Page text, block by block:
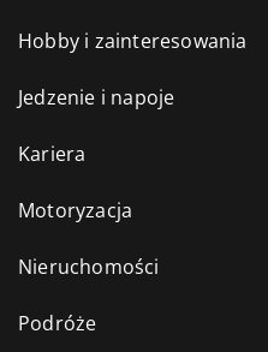
Hobby i zainteresowania
Jedzenie i napoje
Kariera
Motoryzacja
Nieruchomości
Podróże